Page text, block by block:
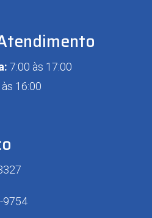
7:00 às 17:00
16:00
9754